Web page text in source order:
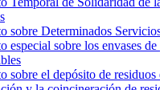
sobre Determinados
especial sobre los envases
sobre el depósito de residuos